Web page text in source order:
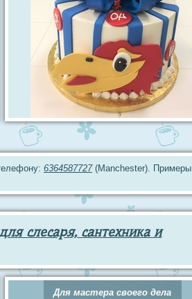
6364587727(Manchester). Примеры
слесаря, сантехника и
Для мастера своего дела